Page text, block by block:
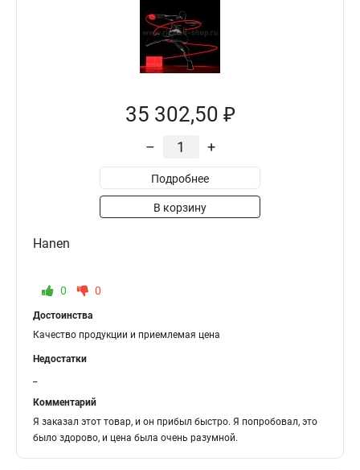
35 302,50 ₽
– +
Подробнее
В корзину
Hanen
0 0
Достоинства
Качество продукции и приемлемая цена
Недостатки
Комментарий
Я заказал этот товар, и он прибыл быстро. Я попробовал, это
было здорово, и цена была очень разумной.